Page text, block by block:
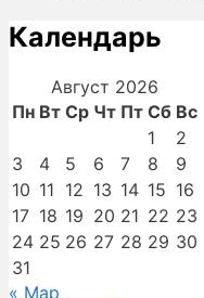
Календарь
Август 2026
Пн Вт Ср Чт Пт Сб Вс
1
2
3
4 5 6 7 8
9
10 11 12 13 14 15 16
17 18 19 20 21 22 23
24 25 26 27 28 29 30
31
« Мар